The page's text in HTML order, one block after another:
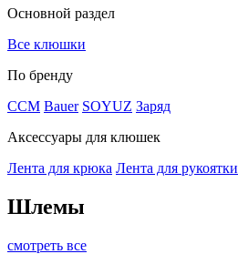
Основной раздел
Все клюшки
По бренду
CCM Bauer SOYUZ Заряд
Аксессуары для клюшек
Лента для крюка Лента для рукоятки
Шлемы
смотреть все